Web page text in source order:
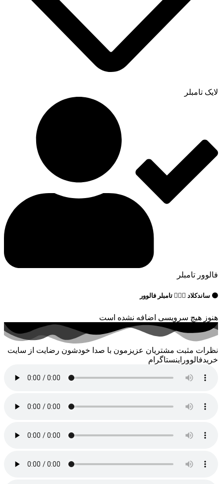
لایک تامبلر
فالوور تامبلر
🟠 ساندکلاد 🙍🏻‍♂️ تامبلر فالوور
هنوز هیچ سرویسی اضافه نشده است
نظرات مثبت مشتریان عزیزمون با صدا خودشون رضایت از سایت
خریدفالووراینستاگرام